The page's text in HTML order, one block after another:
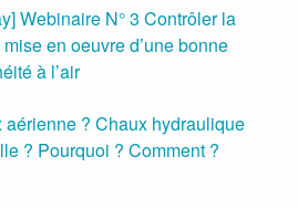
Webinaire N° 3 Contrôler la
en oeuvre d’une bonne
à l’air
aérienne ? Chaux hydraulique
? Pourquoi ? Comment ?